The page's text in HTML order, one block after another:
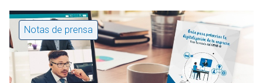
Notas de prensa